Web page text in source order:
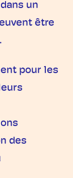
un
être
pour les
des